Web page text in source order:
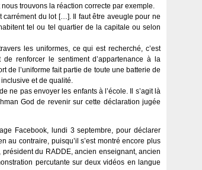
trouvons la réaction correcte par exemple.
carrément du lot […]. Il faut être aveugle pour ne
tel ou tel quartier de la capitale ou selon
les uniformes, ce qui est recherché, c’est
renforcer le sentiment d’appartenance à la
de l’uniforme fait partie de toute une batterie de
et de qualité.
ne pas envoyer les enfants à l’école. Il s’agit là
God de revenir sur cette déclaration jugée
Facebook, lundi 3 septembre, pour déclarer
au contraire, puisqu’il s’est montré encore plus
du RADDE, ancien enseignant, ancien
percutante sur deux vidéos en langue